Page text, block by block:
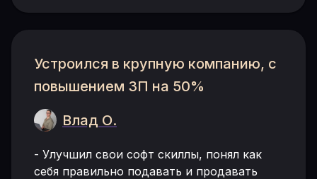
Устроился в крупную компанию, с
повышением 3П на 50%
Влад О.
- Улучшил свои софт скиллы, понял как
себя правильно подавать и продавать